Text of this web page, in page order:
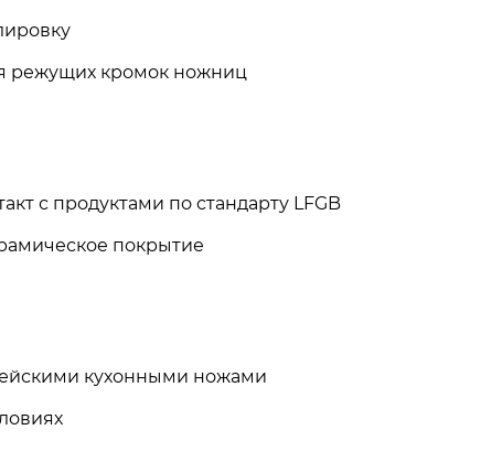
режущих кромок ножниц
с продуктами по стандарту LFGB
покрытие
кухонными ножами